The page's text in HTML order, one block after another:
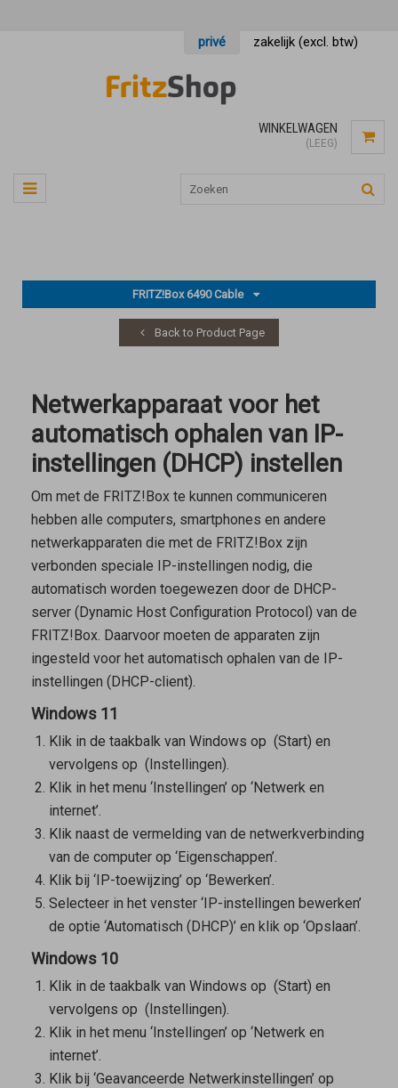
privé zakelijk (excl. btw)
WINKELWAGEN
(LEEG)
FRITZ!Box 6490 Cable
Back to Product Page
Netwerkapparaat voor het
automatisch ophalen van IP-
instellingen (DHCP) instellen
Om met de FRITZ!Box te kunnen communiceren
hebben alle computers, smartphones en andere
netwerkapparaten die met de FRITZ!Box zijn
verbonden speciale IP-instellingen nodig, die
automatisch worden toegewezen door de DHCP-
server (Dynamic Host Configuration Protocol) van de
FRITZ!Box. Daarvoor moeten de apparaten zijn
ingesteld voor het automatisch ophalen van de IP-
instellingen (DHCP-client).
Windows 11
Klik in de taakbalk van Windows op (Start) en
vervolgens op (Instellingen).
Klik in het menu ‘Instellingen’ op ‘Netwerk en
internet’.
Klik naast de vermelding van de netwerkverbinding
van de computer op ‘Eigenschappen’.
Klik bij ‘IP-toewijzing’ op ‘Bewerken’.
Selecteer in het venster ‘IP-instellingen bewerken’
de optie ‘Automatisch (DHCP)’ en klik op ‘Opslaan’.
Windows 10
Klik in de taakbalk van Windows op (Start) en
vervolgens op (Instellingen).
Klik in het menu ‘Instellingen’ op ‘Netwerk en
internet’.
Klik bij ‘Geavanceerde Netwerkinstellingen’ op